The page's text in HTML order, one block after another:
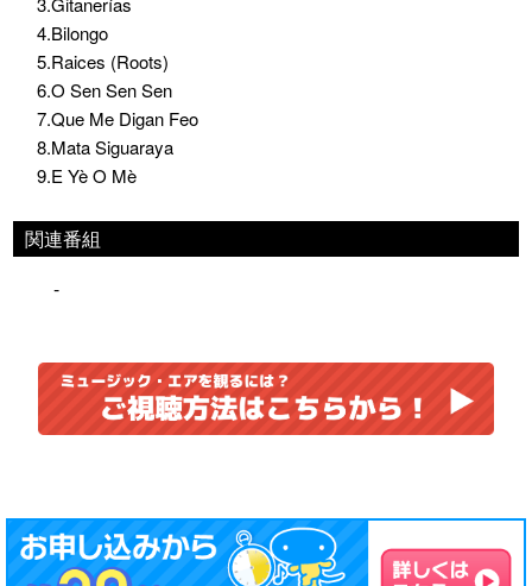
4.Bilongo
5.Raices (Roots)
6.O Sen Sen Sen
7.Que Me Digan Feo
8.Mata Siguaraya
9.E Yè O Mè
関連番組
-